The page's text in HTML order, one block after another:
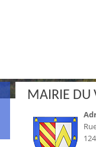
MAIRIE DU